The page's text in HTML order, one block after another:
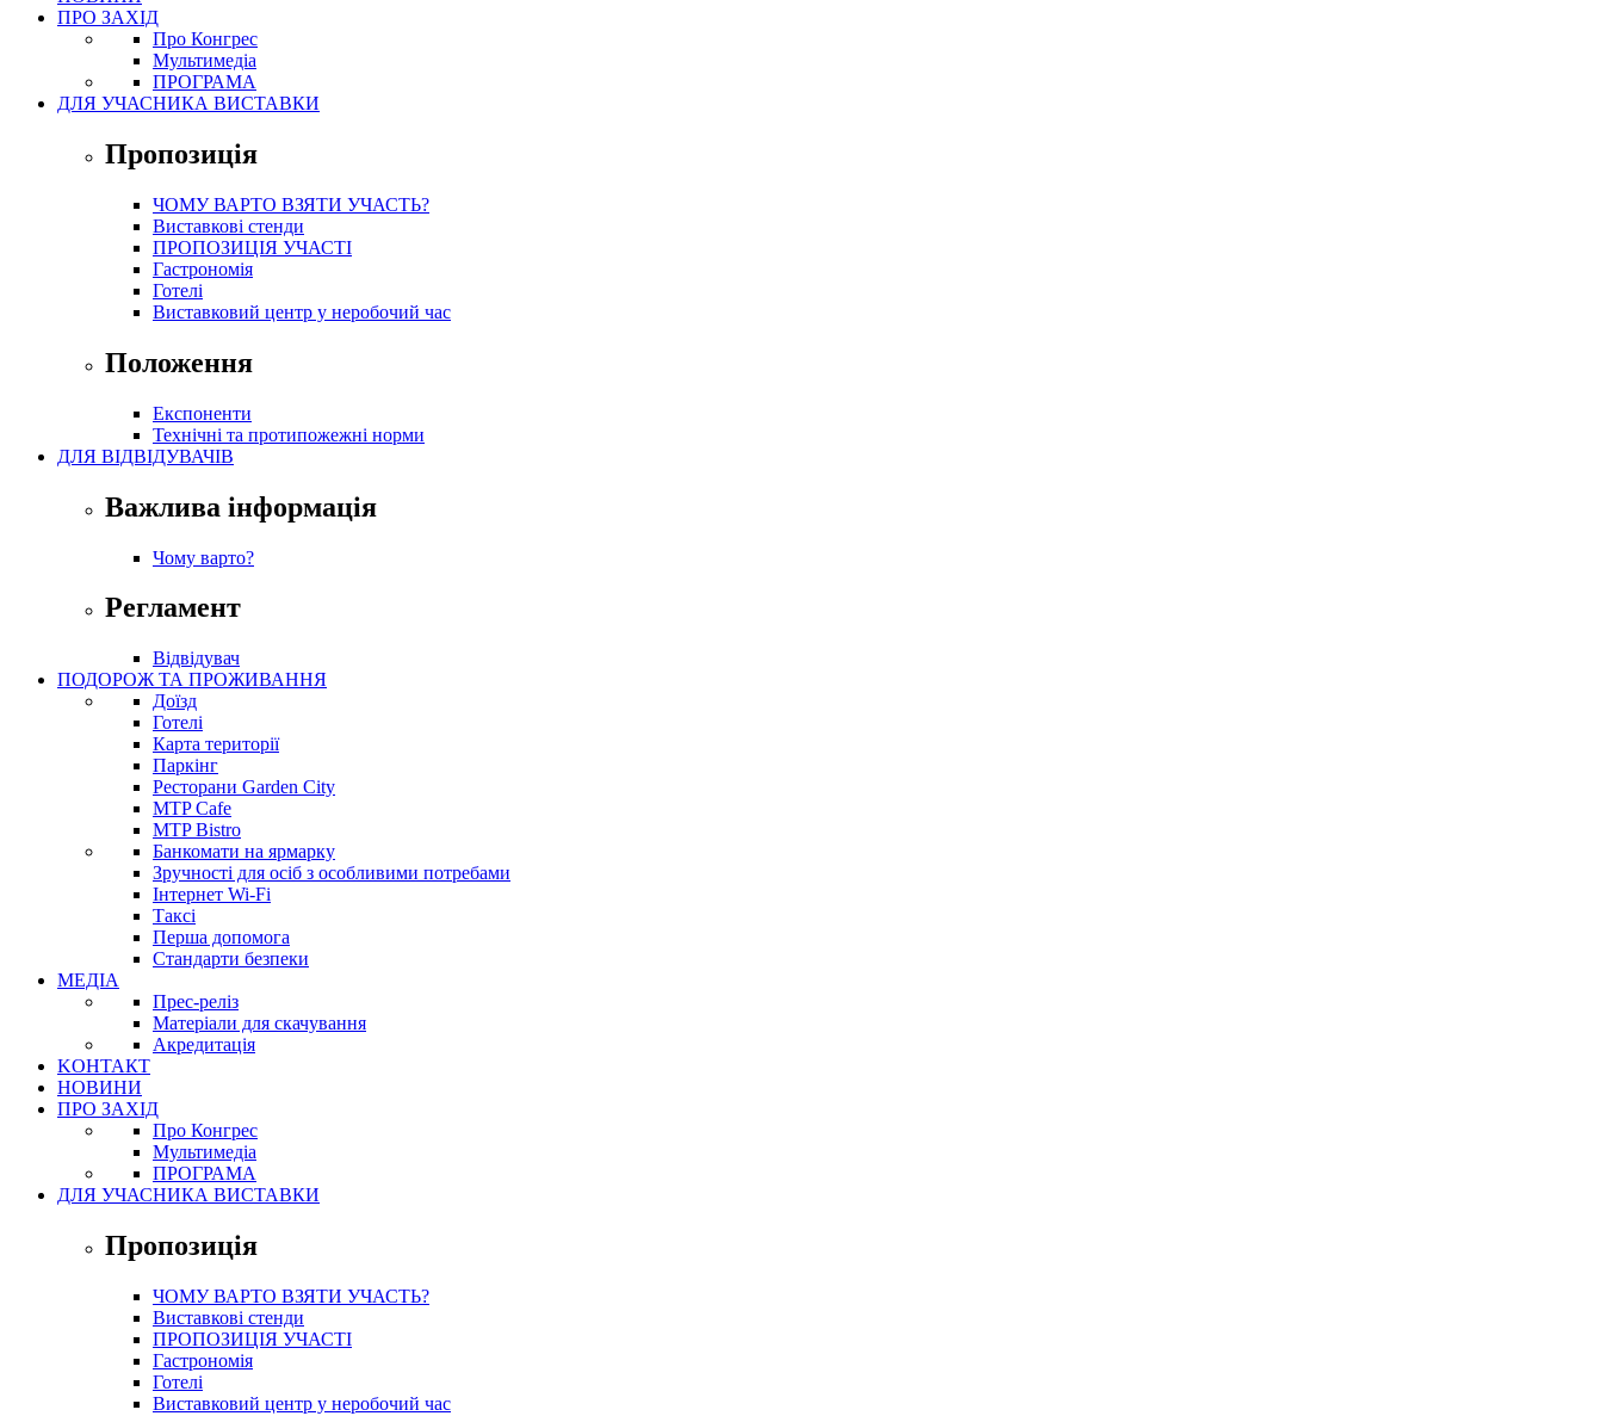
ПРО ЗАХІД
Про Конгрес
Mультимедіа
ПРОГРАМА
ДЛЯ УЧАСНИКА ВИСТАВКИ
Пропозиція
ЧОМУ ВАРТО ВЗЯТИ УЧАСТЬ?
Виставкові стенди
ПРОПОЗИЦІЯ УЧАСТІ
Гастрономія
Готелі
Виставковий центр у неробочий час
Положення
Експоненти
Технічні та протипожежні норми
ДЛЯ ВІДВІДУВАЧІВ
Важлива інформація
Чому варто?
Регламент
Відвідувач
ПОДОРОЖ ТА ПРОЖИВАННЯ
Доїзд
Готелі
Карта території
Паркінг
Ресторани Garden City
MTP Cafe
MTP Bistro
Банкомати на ярмарку
Зручності для осіб з особливими потребами
Інтернет Wi-Fi
Таксі
Перша допомога
Стандарти безпеки
МЕДІА
Прес-реліз
Матеріали для скачування
Акредитація
KОНТАКТ
НОВИНИ
ПРО ЗАХІД
Про Конгрес
Mультимедіа
ПРОГРАМА
ДЛЯ УЧАСНИКА ВИСТАВКИ
Пропозиція
ЧОМУ ВАРТО ВЗЯТИ УЧАСТЬ?
Виставкові стенди
ПРОПОЗИЦІЯ УЧАСТІ
Гастрономія
Готелі
Виставковий центр у неробочий час